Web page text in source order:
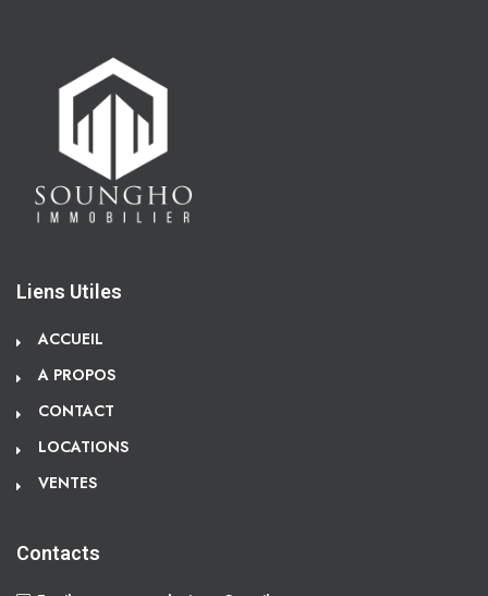
Liens Utiles
ACCUEIL
A PROPOS
CONTACT
LOCATIONS
VENTES
Contacts